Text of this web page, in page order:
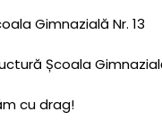
Gimnazială Nr. 13
Școala
cu drag!